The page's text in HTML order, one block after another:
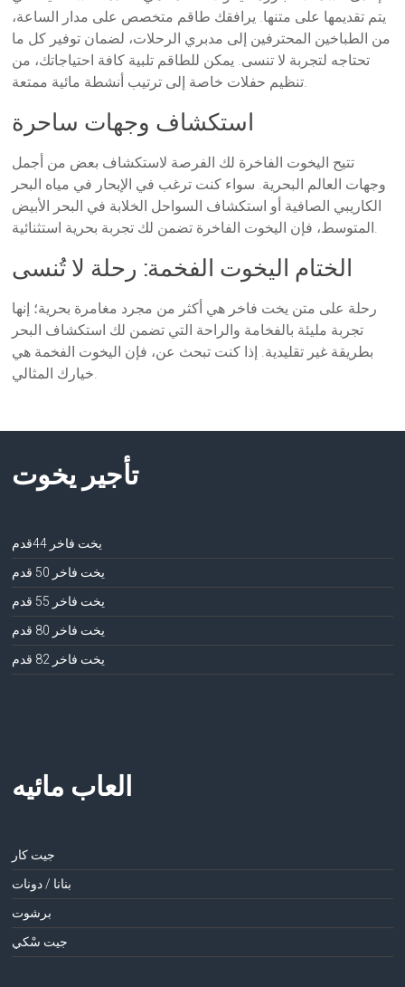
يتم تقديمها على متنها. يرافقك طاقم متخصص على مدار الساعة،
من الطباخين المحترفين إلى مدبري الرحلات، لضمان توفير كل ما
تحتاجه لتجربة لا تنسى. يمكن للطاقم تلبية كافة احتياجاتك، من
تنظيم حفلات خاصة إلى ترتيب أنشطة مائية ممتعة.
استكشاف وجهات ساحرة
تتيح اليخوت الفاخرة لك الفرصة لاستكشاف بعض من أجمل
وجهات العالم البحرية. سواء كنت ترغب في الإبحار في مياه البحر
الكاريبي الصافية أو استكشاف السواحل الخلابة في البحر الأبيض
المتوسط، فإن اليخوت الفاخرة تضمن لك تجربة بحرية استثنائية.
الختام اليخوت الفخمة: رحلة لا تُنسى
رحلة على متن يخت فاخر هي أكثر من مجرد مغامرة بحرية؛ إنها
تجربة مليئة بالفخامة والراحة التي تضمن لك استكشاف البحر
بطريقة غير تقليدية. إذا كنت تبحث عن، فإن اليخوت الفخمة هي
خيارك المثالي.
تأجير يخوت
يخت فاخر 44قدم
يخت فاخر 50 قدم
يخت فاخر 55 قدم
يخت فاخر 80 قدم
يخت فاخر 82 قدم
العاب مائيه
جيت كار
بنانا / دونات
برشوت
جيت سْكي